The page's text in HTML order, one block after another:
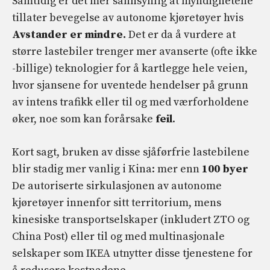
tillater bevegelse av autonome kjøretøyer hvis
Avstander er mindre. Det er da å vurdere at
større lastebiler trenger mer avanserte (ofte ikke
-billige) teknologier for å kartlegge hele veien,
hvor sjansene for uventede hendelser på grunn
av intens trafikk eller til og med værforholdene
øker, noe som kan forårsake feil.
Kort sagt, bruken av disse sjåførfrie lastebilene
blir stadig mer vanlig i Kina: mer enn 100 byer
De autoriserte sirkulasjonen av autonome
kjøretøyer innenfor sitt territorium, mens
kinesiske transportselskaper (inkludert ZTO og
China Post) eller til og med multinasjonale
selskaper som IKEA utnytter disse tjenestene for